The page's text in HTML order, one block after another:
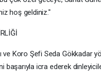
hoş geldiniz."
ve Koro Şefi Seda Gökkadar
başarıyla icra ederek